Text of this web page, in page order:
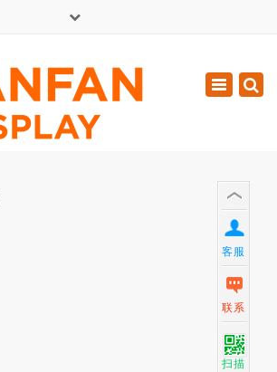
周一 - 周六: 7:00 - 17:00
0086-13365904989
Toggle
客服
联系
扫描